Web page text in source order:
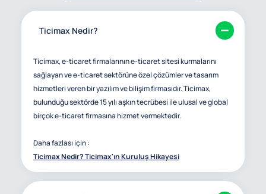
Ticimax Nedir?
Ticimax, e-ticaret firmalarının e-ticaret sitesi kurmalarını
sağlayan ve e-ticaret sektörüne özel çözümler ve tasarım
hizmetleri veren bir yazılım ve bilişim firmasıdır. Ticimax,
bulunduğu sektörde 15 yılı aşkın tecrübesi ile ulusal ve global
birçok e-ticaret firmasına hizmet vermektedir.
Daha fazlası için :
Ticimax Nedir? Ticimax'ın Kuruluş Hikayesi